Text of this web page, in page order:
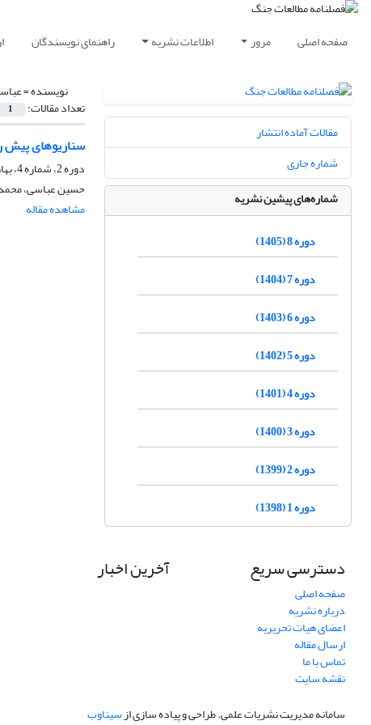
صفحه اصلی مرور اطلاعات نشریه راهنمای نویسندگان
نویسنده =
تعداد مقالات: 1
سناریوهای پیش
دوره 2، شماره 4، بهار 1399، صفحه
حسین عباسی،
مشاهده مقاله
مقالات آماده انتشار
شماره جاری
شماره‌های پیشین نشریه
دوره 8 (1405)
دوره 7 (1404)
دوره 6 (1403)
دوره 5 (1402)
دوره 4 (1401)
دوره 3 (1400)
دوره 2 (1399)
دوره 1 (1398)
دسترسی سریع
صفحه اصلی
درباره نشریه
اعضای هیات تحریریه
ارسال مقاله
تماس با ما
نقشه سایت
آخرین اخبار
سامانه مدیریت نشریات علمی.طراحی و پیاده سازی ازسیناوب